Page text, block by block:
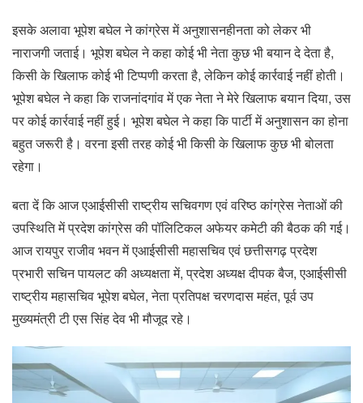
इसके अलावा भूपेश बघेल ने कांग्रेस में अनुशासनहीनता को लेकर भी
नाराजगी जताई। भूपेश बघेल ने कहा कोई भी नेता कुछ भी बयान दे देता है,
किसी के खिलाफ कोई भी टिप्पणी करता है, लेकिन कोई कार्रवाई नहीं होती।
भूपेश बघेल ने कहा कि राजनांदगांव में एक नेता ने मेरे खिलाफ बयान दिया, उस
पर कोई कार्रवाई नहीं हुई। भूपेश बघेल ने कहा कि पार्टी में अनुशासन का होना
बहुत जरूरी है। वरना इसी तरह कोई भी किसी के खिलाफ कुछ भी बोलता
रहेगा।
बता दें कि आज एआईसीसी राष्ट्रीय सचिवगण एवं वरिष्ठ कांग्रेस नेताओं की
उपस्थिति में प्रदेश कांग्रेस की पॉलिटिकल अफेयर कमेटी की बैठक की गई।
आज रायपुर राजीव भवन में एआईसीसी महासचिव एवं छत्तीसगढ़ प्रदेश
प्रभारी सचिन पायलट की अध्यक्षता में, प्रदेश अध्यक्ष दीपक बैज, एआईसीसी
राष्ट्रीय महासचिव भूपेश बघेल, नेता प्रतिपक्ष चरणदास महंत, पूर्व उप
मुख्यमंत्री टी एस सिंह देव भी मौजूद रहे।